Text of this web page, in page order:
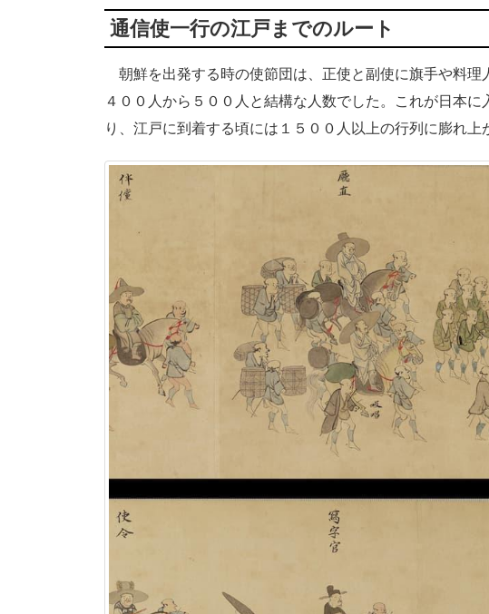
通信使一行の江戸までのルート
朝鮮を出発する時の使節団は、正使と副使に旗手や料
４００人から５００人と結構な人数でした。これが日本
り、江戸に到着する頃には１５００人以上の行列に膨れ上